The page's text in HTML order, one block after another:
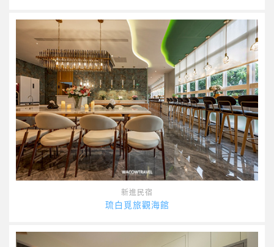
新進民宿
琉白覓旅觀海館